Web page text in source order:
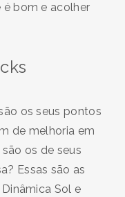
bom e acolher
os seus pontos
de melhoria em
os de seus
Essas são as
Sol e